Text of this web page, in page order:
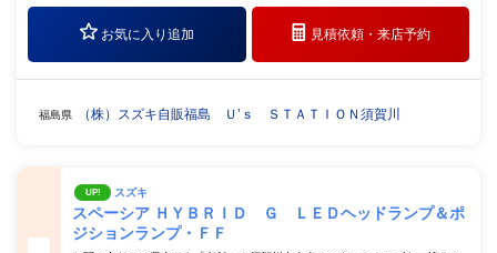
お気に入り追加 見積依頼・来店予約
福島県 （株）スズキ自販福島 Ｕ’ｓ ＳＴＡＴＩＯＮ須賀川
UP! スズキ
スペーシア ＨＹＢＲＩＤ Ｇ ＬＥＤヘッドランプ＆ポ
ジションランプ・ＦＦ